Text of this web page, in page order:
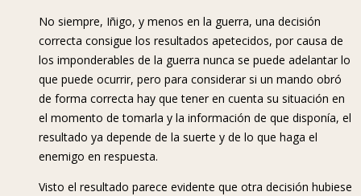
No siempre, Iñigo, y menos en la guerra, una decisión
correcta consigue los resultados apetecidos, por causa de
los imponderables de la guerra nunca se puede adelantar lo
que puede ocurrir, pero para considerar si un mando obró
de forma correcta hay que tener en cuenta su situación en
el momento de tomarla y la información de que disponía, el
resultado ya depende de la suerte y de lo que haga el
enemigo en respuesta.
Visto el resultado parece evidente que otra decisión hubiese